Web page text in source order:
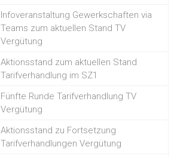
Infoveranstaltung Gewerkschaften via
Teams zum aktuellen Stand TV
Vergütung
Aktionsstand zum aktuellen Stand
Tarifverhandlung im SZ1
Fünfte Runde Tarifverhandlung TV
Vergütung
Aktionsstand zu Fortsetzung
Tarifverhandlungen Vergütung